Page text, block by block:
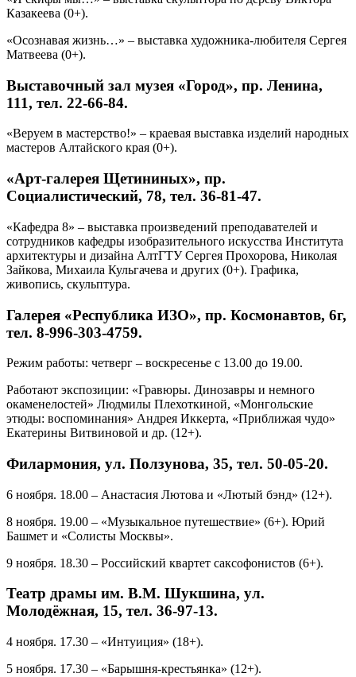
Казакеева (0+).
«Осознавая жизнь…» – выставка художника-любителя Сергея
Матвеева (0+).
Выставочный зал музея «Город», пр. Ленина,
111, тел. 22-66-84.
«Веруем в мастерство!» – краевая выставка изделий народных
мастеров Алтайского края (0+).
«Арт-галерея Щетининых», пр.
Социалистический, 78, тел. 36-81-47.
«Кафедра 8» – выставка произведений преподавателей и
сотрудников кафедры изобразительного искусства Института
архитектуры и дизайна АлтГТУ Сергея Прохорова, Николая
Зайкова, Михаила Кульгачева и других (0+). Графика,
живопись, скульптура.
Галерея «Республика ИЗО», пр. Космонавтов, 6г,
тел. 8-996-303-4759.
Режим работы: четверг – воскресенье с 13.00 до 19.00.
Работают экспозиции: «Гравюры. Динозавры и немного
окаменелостей» Людмилы Плехоткиной, «Монгольские
этюды: воспоминания» Андрея Иккерта, «Приближая чудо»
Екатерины Витвиновой и др. (12+).
Филармония, ул. Ползунова, 35, тел. 50-05-20.
6 ноября. 18.00 – Анастасия Лютова и «Лютый бэнд» (12+).
8 ноября. 19.00 – «Музыкальное путешествие» (6+). Юрий
Башмет и «Солисты Москвы».
9 ноября. 18.30 – Российский квартет саксофонистов (6+).
Театр драмы им. В.М. Шукшина, ул.
Молодёжная, 15, тел. 36-97-13.
4 ноября. 17.30 – «Интуиция» (18+).
5 ноября. 17.30 – «Барышня-крестьянка» (12+).